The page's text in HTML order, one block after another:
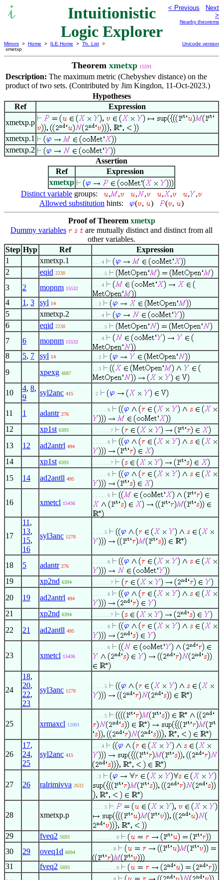
Intuitionistic
Logic Explorer
< Previous
Next
>
Nearby theorems
Mirrors > Home > ILE Home > Th. List >
xmetxp
Unicode version
Theorem xmetxp 15591
Description: The maximum metric (Chebyshev distance) on the
product of two sets. (Contributed by Jim Kingdon, 11-Oct-2023.)
Hypotheses
Ref
Expression
xmetxp.p
xmetxp.1
xmetxp.2
Assertion
Ref
Expression
xmetxp
Distinct variable groups: , , , , , , ,
,
Allowed substitution hints: ( , ) ( , )
Proof of Theorem xmetxp
Dummy variables
are mutually distinct and distinct from all
other variables.
Step Hyp Ref
Expression
1
xmetxp.1 . . . 4
2 eqid 2238 . . . . 5
3 2 mopnm 15532
. . . 4
4 1 , 3 syl 14 . . 3
5 xmetxp.2 . . . 4
6 eqid 2238 . . . . 5
7 6 mopnm 15532
. . . 4
8 5, 7 syl 14 . . 3
9 xpexg 4887
. . 3
10
4, 8,
9
syl2anc 415 . 2
11 1 adantr 276
. . . . . 6
12 xp1st 6393 . . . . . . 7
13 12 ad2antrl 494
. . . . . 6
14 xp1st 6393 . . . . . . 7
15 14 ad2antll 495
. . . . . 6
16 xmetcl 15436
. . . . . 6
17
11 ,
13,
15,
16
syl3anc 1278
. . . . 5
18 5 adantr 276
. . . . . 6
19 xp2nd 6394 . . . . . . 7
20 19 ad2antrl 494
. . . . . 6
21 xp2nd 6394 . . . . . . 7
22 21 ad2antll 495
. . . . . 6
23 xmetcl 15436
. . . . . 6
24
18,
20,
22,
23
syl3anc 1278
. . . . 5
25 xrmaxcl 12001
. . . . 5
26
17,
24,
25
syl2anc 415
. . . 4
27 26 ralrimivva 2632
. . 3
28 xmetxp.p
. . . . 5
29 fveq2 5693 . . . . . . . . 9
30 29 oveq1d 6094
. . . . . . . 8
31 fveq2 5693 . . . . . . . . 9